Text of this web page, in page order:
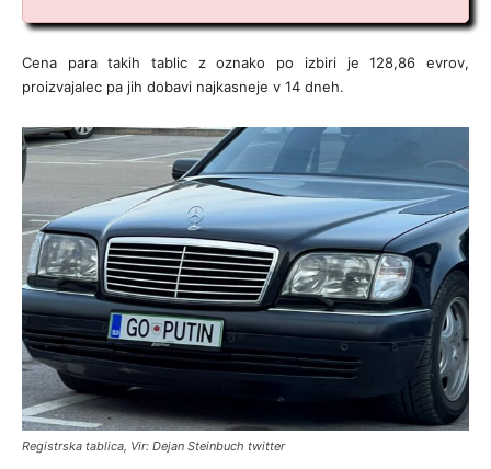
Cena para takih tablic z oznako po izbiri je 128,86 evrov,
proizvajalec pa jih dobavi najkasneje v 14 dneh.
Registrska tablica, Vir: Dejan Steinbuch twitter